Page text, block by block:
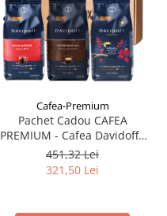
Cafea-Premium
Pachet Cadou CAFEA
PREMIUM - Cafea Davidoff -
3 piese
451,32 Lei
321,50 Lei